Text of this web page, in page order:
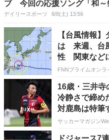
ブ 今回の応援ソング「和～
デイリースポーツ 8/8(土) 13:56
【台風情報
は 来週、台
性 関東など
は警報級の大
FNNプライムオンラ
16歳・三井寺
冷静さで締め
対鹿島は特筆
戦
サッカーマガジン
ドジャース7